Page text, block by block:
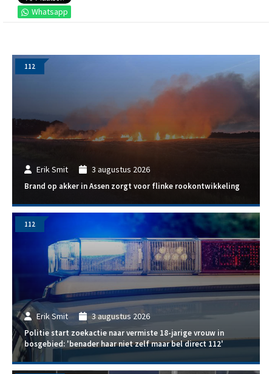
Whatsapp
Erik Smit 3 augustus 2026
Brand op akker in Assen zorgt voor flinke rookontwikkeling
112
Erik Smit 3 augustus 2026
Politie start zoekactie naar vermiste 18-jarige vrouw in
bosgebied: 'benader haar niet zelf maar bel direct 112'
112